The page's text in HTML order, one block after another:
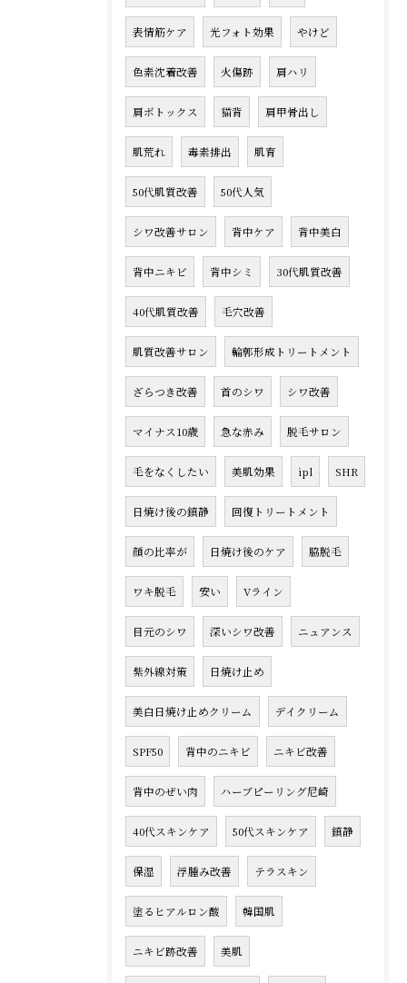
表情筋ケア 光フォト効果 やけど
色素沈着改善 火傷跡 肩ハリ
肩ボトックス 猫背 肩甲骨出し
肌荒れ 毒素排出 肌育
50代肌質改善 50代人気
シワ改善サロン 背中ケア 背中美白
背中ニキビ 背中シミ 30代肌質改善
40代肌質改善 毛穴改善
肌質改善サロン 輪郭形成トリートメント
ざらつき改善 首のシワ シワ改善
マイナス10歳 急な赤み 脱毛サロン
毛をなくしたい 美肌効果 ipl SHR
日焼け後の鎮静 回復トリートメント
顔の比率が 日焼け後のケア 脇脱毛
ワキ脱毛 安い Vライン
目元のシワ 深いシワ改善 ニュアンス
紫外線対策 日焼け止め
美白日焼け止めクリーム デイクリーム
SPF50 背中のニキビ ニキビ改善
背中のぜい肉 ハーブピーリング尼崎
40代スキンケア 50代スキンケア 鎮静
保湿 浮腫み改善 テラスキン
塗るヒアルロン酸 韓国肌
ニキビ跡改善 美肌